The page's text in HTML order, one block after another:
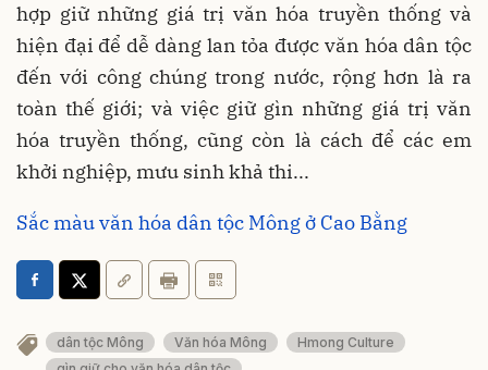
hợp giữ những giá trị văn hóa truyền thống và
hiện đại để dễ dàng lan tỏa được văn hóa dân tộc
đến với công chúng trong nước, rộng hơn là ra
toàn thế giới; và việc giữ gìn những giá trị văn
hóa truyền thống, cũng còn là cách để các em
khởi nghiệp, mưu sinh khả thi...
Sắc màu văn hóa dân tộc Mông ở Cao Bằng
dân tộc Mông Văn hóa Mông
Hmong Culture